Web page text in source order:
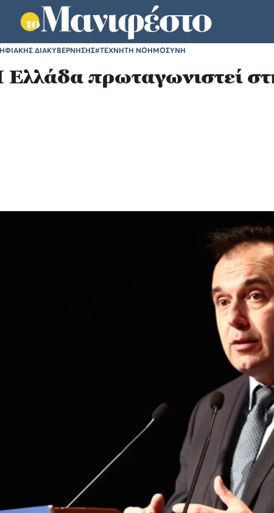
ΔΙΑΚΥΒΕΡΝΗΣΗΣ#ΤΕΧΝΗΤΗ ΝΟΗΜΟΣΥΝΗ
πρωταγωνιστεί